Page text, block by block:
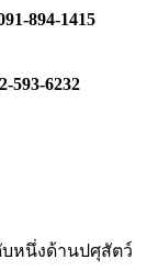
894-1415
593-6232
บหนึ่งด้านปศุสัตว์